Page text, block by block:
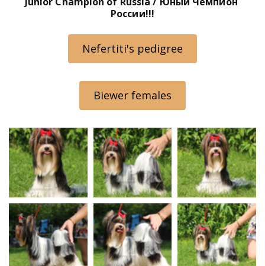
России!!!
Nefertiti's pedigree
Biewer females